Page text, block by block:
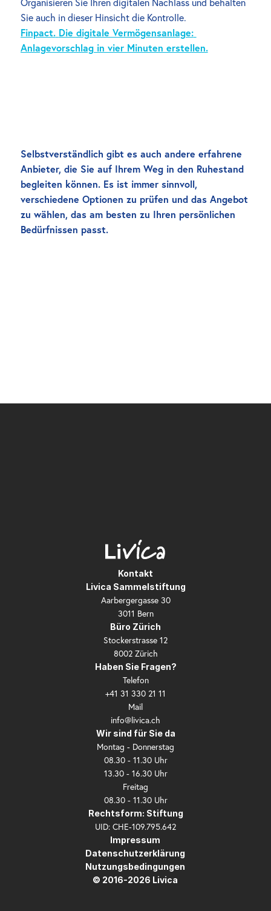
Sie auch in dieser Hinsicht die Kontrolle.
Finpact. Die digitale Vermögensanlage:
Anlagevorschlag in vier Minuten erstellen.
Selbstverständlich gibt es auch andere erfahrene
Anbieter, die Sie auf Ihrem Weg in den Ruhestand
begleiten können. Es ist immer sinnvoll,
verschiedene Optionen zu prüfen und das Angebot
zu wählen, das am besten zu Ihren persönlichen
Bedürfnissen passt.
Kontakt
Livica Sammelstiftung
Aarbergergasse 30
3011 Bern
Büro Zürich
Stockerstrasse 12
8002 Zürich
Haben Sie Fragen?
Telefon
+41 31 330 21 11
Mail
info@livica.ch
Wir sind für Sie da
Montag - Donnerstag
08.30 - 11.30 Uhr
13.30 - 16.30 Uhr
Freitag
08.30 - 11.30 Uhr
Rechtsform: Stiftung
UID: CHE-109.795.642
© 2016-2026 Livica
Impressum
Datenschutzerklärung
Nutzungsbedingungen